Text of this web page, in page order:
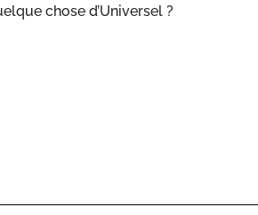
chose d’Universel ?